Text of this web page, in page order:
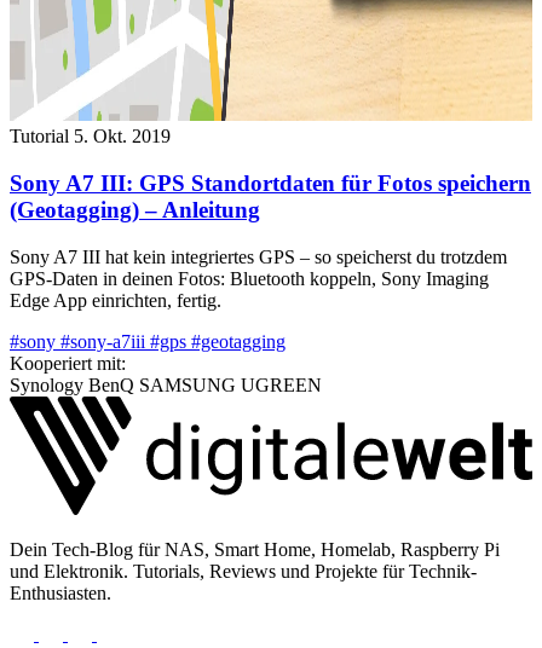
Tutorial 5. Okt. 2019
Sony A7 III: GPS Standortdaten für Fotos speichern
(Geotagging) – Anleitung
Sony A7 III hat kein integriertes GPS – so speicherst du trotzdem
GPS-Daten in deinen Fotos: Bluetooth koppeln, Sony Imaging
Edge App einrichten, fertig.
#sony #sony-a7iii #gps #geotagging
Kooperiert mit:
Synology BenQ SAMSUNG UGREEN
Dein Tech-Blog für NAS, Smart Home, Homelab, Raspberry Pi
und Elektronik. Tutorials, Reviews und Projekte für Technik-
Enthusiasten.